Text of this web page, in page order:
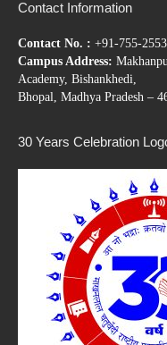
Contact Information
Contact No. : +91-755-
Campus Address:
Academy, Bishankhedi,
Bhopal, Madhya Pradesh –
30 Years Celebration